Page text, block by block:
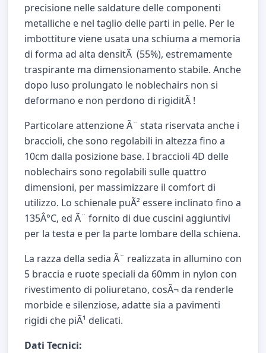
precisione nelle saldature delle componenti
metalliche e nel taglio delle parti in pelle. Per le
imbottiture viene usata una schiuma a memoria
di forma ad alta densitÃ (55%), estremamente
traspirante ma dimensionamento stabile. Anche
dopo luso prolungato le noblechairs non si
deformano e non perdono di rigiditÃ !
Particolare attenzione Ã¨ stata riservata anche i
braccioli, che sono regolabili in altezza fino a
10cm dalla posizione base. I braccioli 4D delle
noblechairs sono regolabili sulle quattro
dimensioni, per massimizzare il comfort di
utilizzo. Lo schienale puÃ² essere inclinato fino a
135Â°C, ed Ã¨ fornito di due cuscini aggiuntivi
per la testa e per la parte lombare della schiena.
La razza della sedia Ã¨ realizzata in allumino con
5 braccia e ruote speciali da 60mm in nylon con
rivestimento di poliuretano, cosÃ¬ da renderle
morbide e silenziose, adatte sia a pavimenti
rigidi che piÃ¹ delicati.
Dati Tecnici: